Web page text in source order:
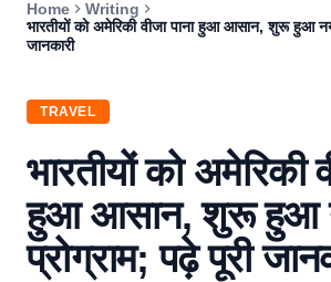
Contact
Navjagran
Home
Writing
भारतीयों को अमेरिकी वीजा पाना हुआ आसान, शुरू हुआ
जानकारी
TRAVEL
भारतीयों को अमेरिकी
हुआ आसान, शुरू हुआ
प्रोग्राम; पढ़े पूरी